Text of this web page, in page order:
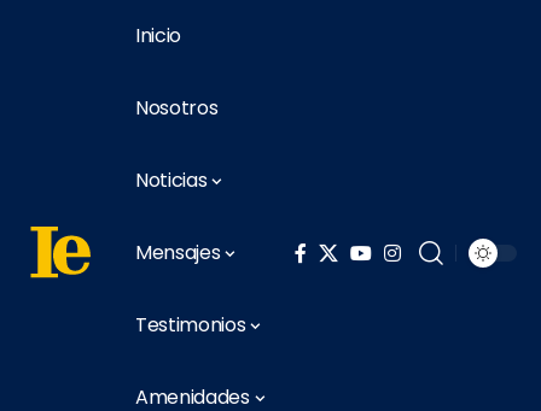
Inicio
Nosotros
Noticias
Mensajes
Testimonios
Amenidades